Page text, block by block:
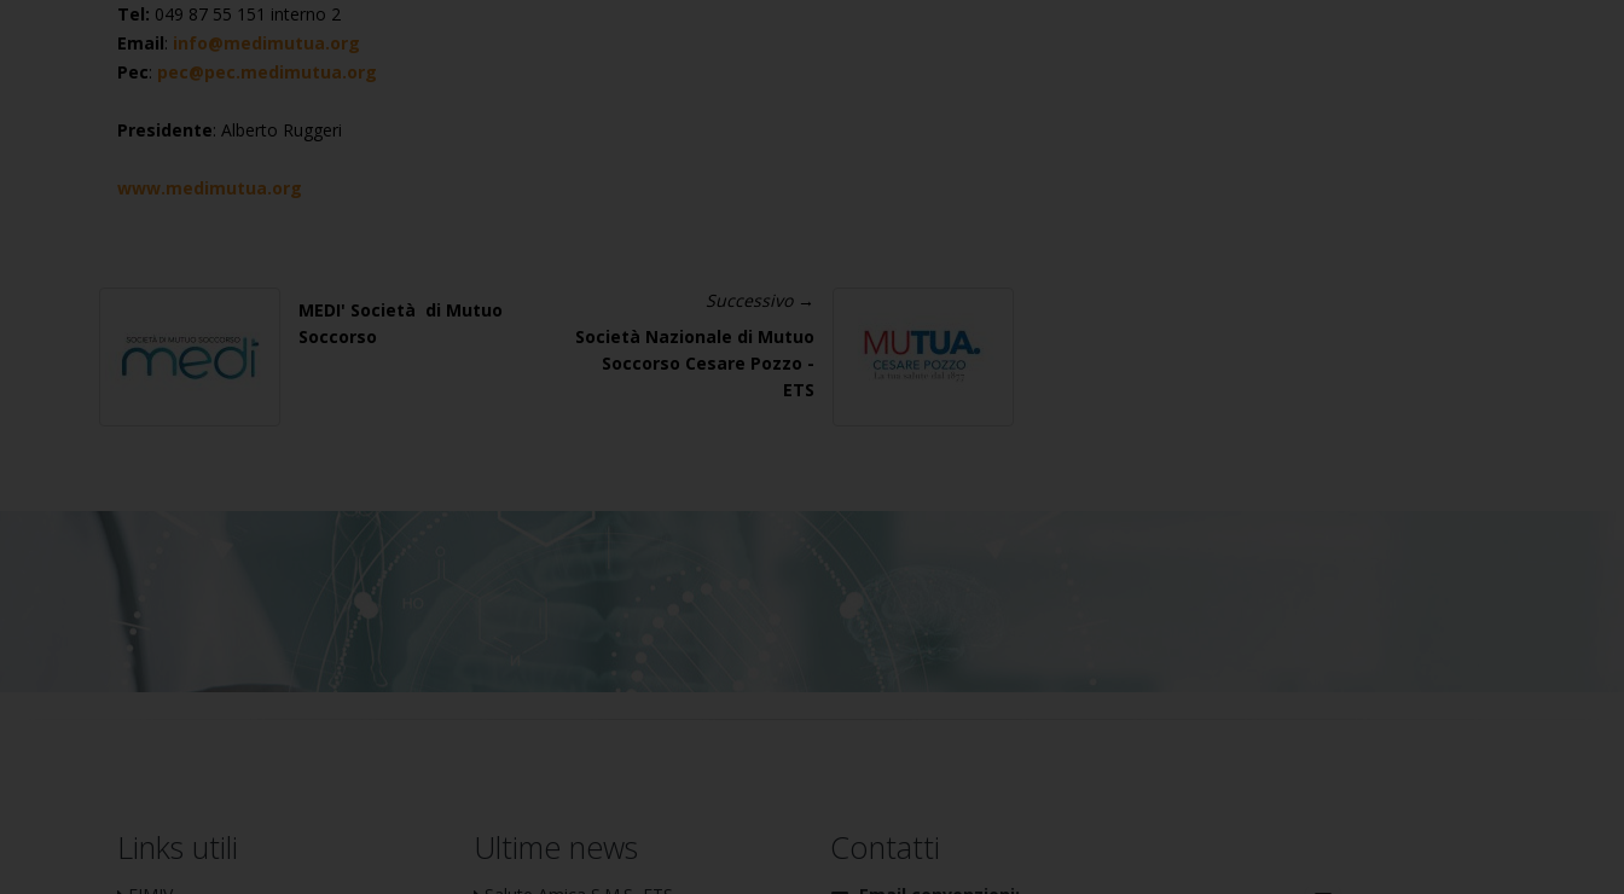
Tel: 049 87 55 151 interno 2
Email: info@medimutua.org
Pec: pec@pec.medimutua.org
Presidente: Alberto Ruggeri
www.medimutua.org
MEDI' Società di Mutuo
Soccorso
Successivo →
Società Nazionale di Mutuo
Soccorso Cesare Pozzo -
ETS
Links utili Ultime news Contatti